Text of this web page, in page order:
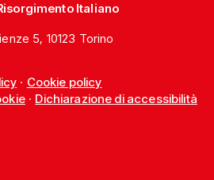
Italiano
5, 10123 Torino
· Cookie policy
· Dichiarazione di accessibilità